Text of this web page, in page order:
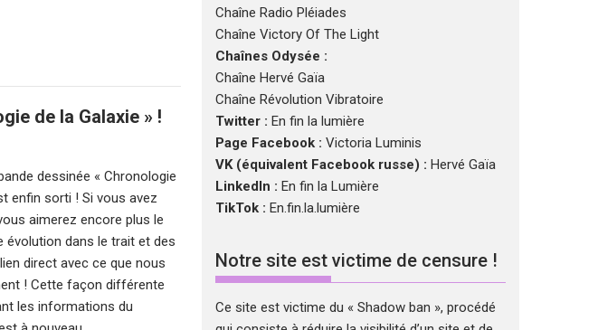
de la Galaxie » !
dessinée « Chronologie
enfin sorti ! Si vous avez
aimerez encore plus le
évolution dans le trait et des
direct avec ce que nous
! Cette façon différente
les informations du
Chaîne Radio Pléiades
Chaîne Victory Of The Light
Chaînes Odysée :
Chaîne Hervé Gaïa
Chaîne Révolution Vibratoire
Twitter : En fin la lumière
Page Facebook : Victoria Luminis
VK (équivalent Facebook russe) : Hervé Gaïa
LinkedIn : En fin la Lumière
TikTok : En.fin.la.lumière
Notre site est victime de censure !
Ce site est victime du « Shadow ban », procédé